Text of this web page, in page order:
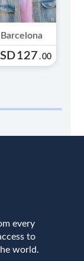
127 .00
every
to
world.